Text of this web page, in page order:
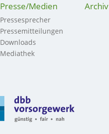
Presse/Medien
Pressesprecher
Pressemitteilungen
Downloads
Mediathek
Archiv